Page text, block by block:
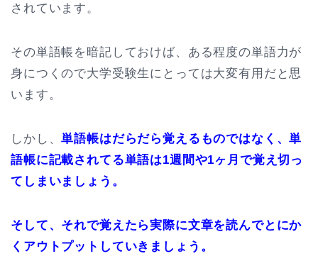
されています。
その単語帳を暗記しておけば、ある程度の単語力が
身につくので大学受験生にとっては大変有用だと思
います。
しかし、単語帳はだらだら覚えるものではなく、単
語帳に記載されてる単語は1週間や1ヶ月で覚え切っ
てしまいましょう。
そして、それで覚えたら実際に文章を読んでとにか
くアウトプットしていきましょう。